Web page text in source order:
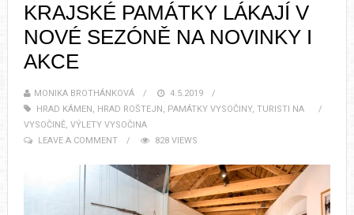
KRAJSKÉ PAMÁTKY LÁKAJÍ V
NOVÉ SEZÓNĚ NA NOVINKY I
AKCE
MONIKA BROTHÁNKOVÁ
4.5.2019
HRAD KÁMEN , HRAD ROŠTEJN , PAMÁTKY VYSOČINY, TURISTI NA
VYSOČINĚ, VÝLETY VYSOČINA
LEAVE A COMMENT
828 VIEWS